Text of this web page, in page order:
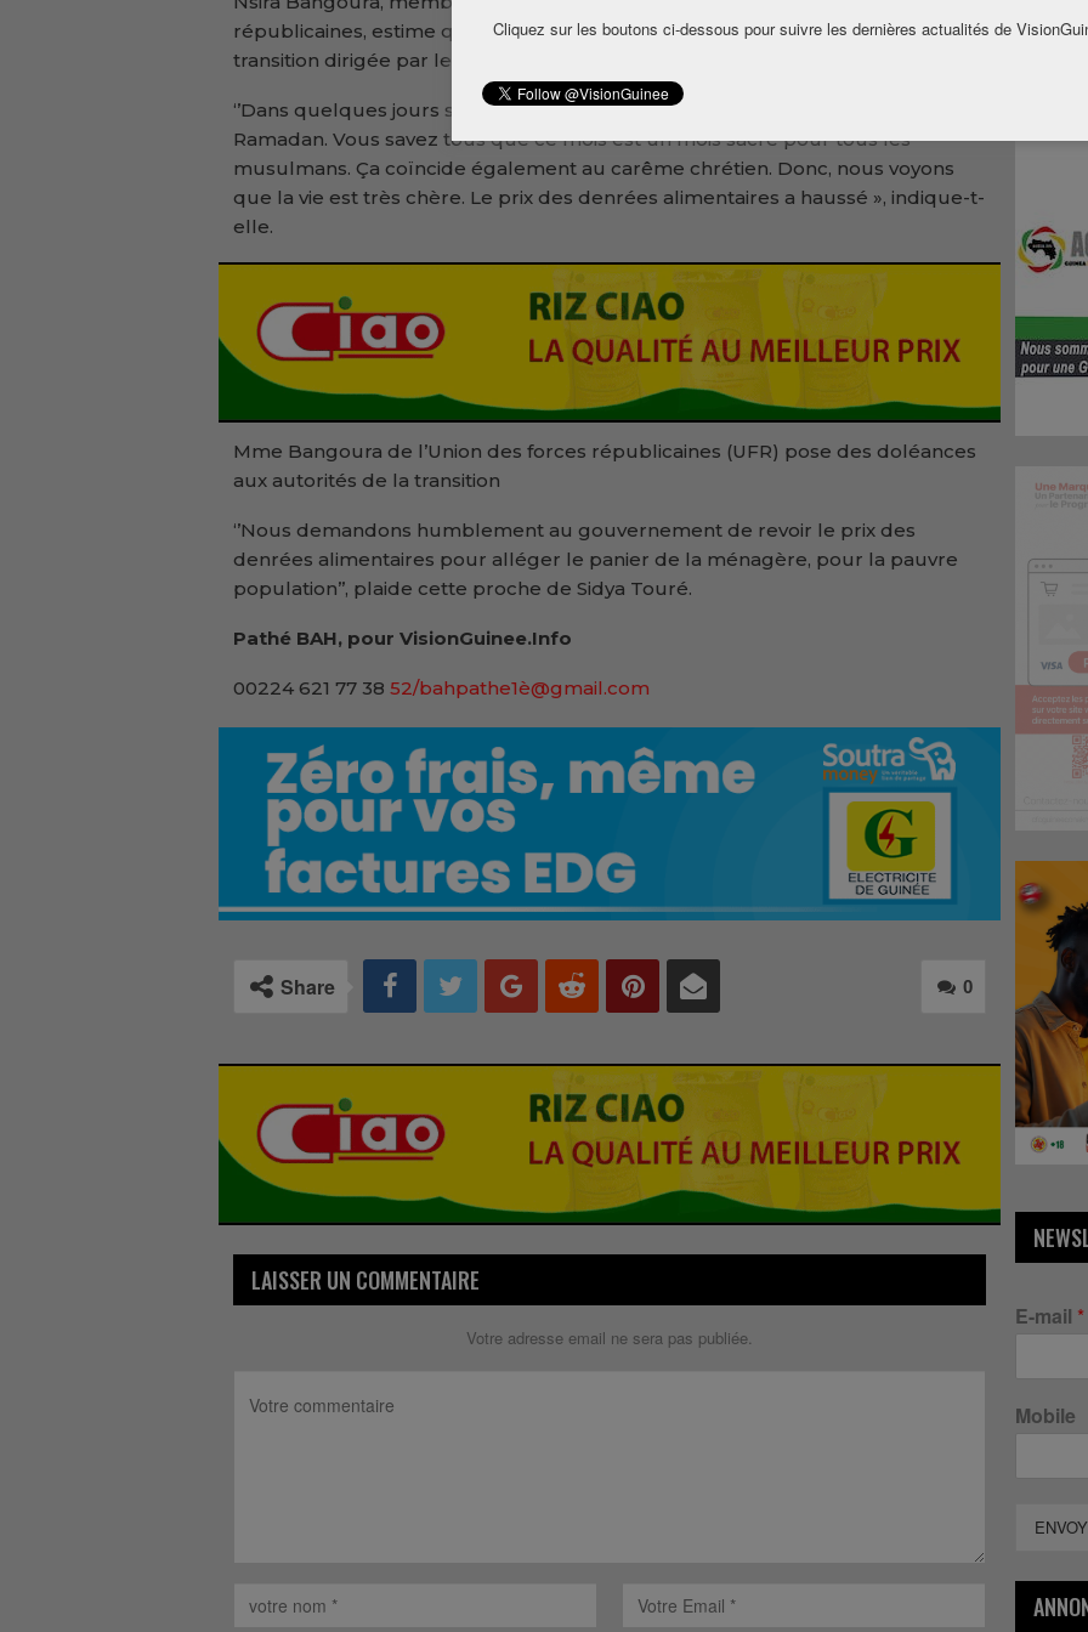
républicaines, estime que les guinéens tirent le diable par la queue sous cette
transition dirigée par le général Mamadi Doumbouya.
‘’Dans quelques jours seulement, nous rentrerons dans le mois Saint de
Ramadan. Vous savez tous que ce mois est un mois sacré pour tous les
musulmans. Ça coïncide également au carême chrétien. Donc, nous voyons
que la vie est très chère. Le prix des denrées alimentaires a haussé », indique-t-
elle.
Mme Bangoura de l’Union des forces républicaines (UFR) pose des doléances
aux autorités de la transition
‘’Nous demandons humblement au gouvernement de revoir le prix des
denrées alimentaires pour alléger le panier de la ménagère, pour la pauvre
population’’, plaide cette proche de Sidya Touré.
Pathé BAH, pour VisionGuinee.Info
00224 621 77 38 52/bahpathe1è@gmail.com
0
Share
LAISSER UN COMMENTAIRE
Votre adresse email ne sera pas publiée.
E-mail *
Mobile
Cliquez sur les boutons ci-dessous pour suivre les dernières actualités de